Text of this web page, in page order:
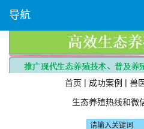
导航
首页 | 成功案例 | 兽
生态养殖热线和微